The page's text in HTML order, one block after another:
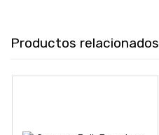
Productos relacionados